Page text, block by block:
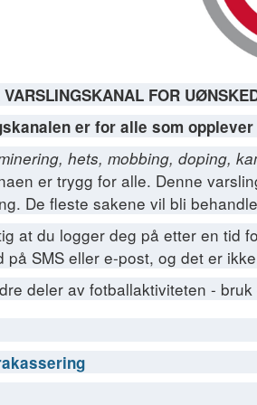
FOR
er for alle som
hets, mobbing, doping,
er trygg for alle. Denne
De fleste sakene vil bli
at du logger deg på etter en tid
SMS eller e-post, og det er
deler av fotballaktiviteten -